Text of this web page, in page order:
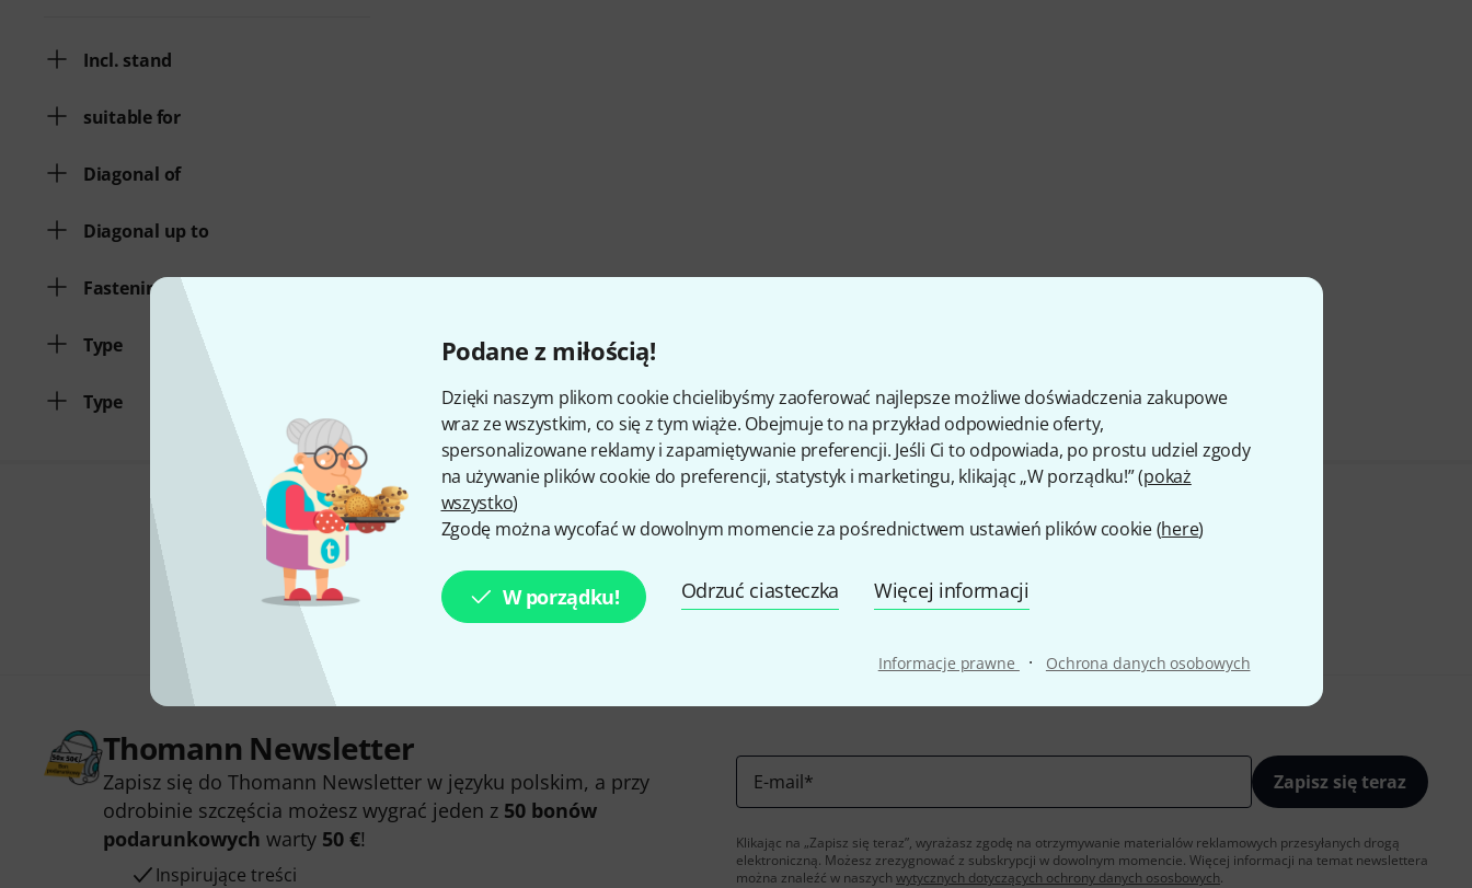
Podane z miłością!
Dzięki naszym plikom cookie chcielibyśmy zaoferować najlepsze możliwe doświadczenia zakupowe
wraz ze wszystkim, co się z tym wiąże. Obejmuje to na przykład odpowiednie oferty,
spersonalizowane reklamy i zapamiętywanie preferencji. Jeśli Ci to odpowiada, po prostu udziel zgody
na używanie plików cookie do preferencji, statystyk i marketingu, klikając „W porządku!” (pokaż
wszystko)
Zgodę można wycofać w dowolnym momencie za pośrednictwem ustawień plików cookie (here)
W porządku! Odrzuć ciasteczka Więcej informacji
Informacje prawne · Ochrona danych osobowych
Incl. stand
suitable for
Diagonal of
Diagonal up to
Fastening
Type
Type
Czy podoba Ci się to co widzisz?
Udostępnij Pomoc i opinie
Thomann Newsletter
Zapisz się do Thomann Newsletter w języku polskim, a przy
odrobinie szczęścia możesz wygrać jeden z 50 bonów
podarunkowych warty 50 €!
Inspirujące treści
E-mail* Zapisz się teraz
Klikając na „Zapisz się teraz”, wyrażasz zgodę na otrzymywanie materialów reklamowych przesyłanych drogą
elektroniczną. Możesz zrezygnować z subskrypcji w dowolnym momencie. Więcej informacji na temat newslettera
można znaleźć w naszych wytycznych dotyczących ochrony danych ososbowych.